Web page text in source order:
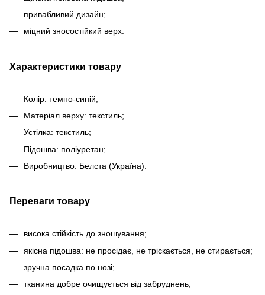
привабливий дизайн;
міцний зносостійкий верх.
Характеристики товару
Колір: темно-синій;
Матеріал верху: текстиль;
Устілка: текстиль;
Підошва: поліуретан;
Виробництво: Белста (Україна).
Переваги товару
висока стійкість до зношування;
якісна підошва: не просідає, не тріскається, не стирається;
зручна посадка по нозі;
тканина добре очищується від забруднень;